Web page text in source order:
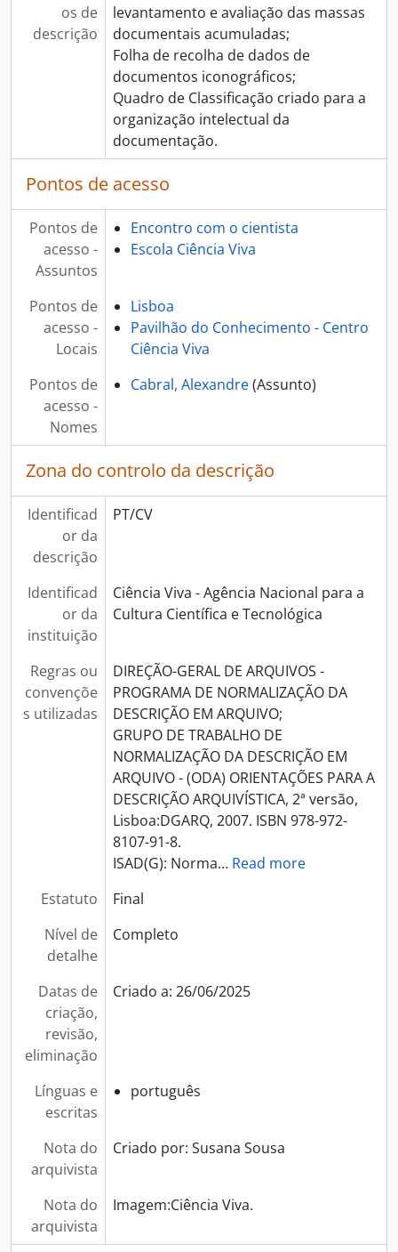
os de
descrição
levantamento e avaliação das massas
documentais acumuladas;
Folha de recolha de dados de
documentos iconográficos;
Quadro de Classificação criado para a
organização intelectual da
documentação.
Pontos de acesso
Pontos de
acesso -
Assuntos
Encontro com o cientista
Escola Ciência Viva
Pontos de
acesso -
Locais
Lisboa
Pavilhão do Conhecimento - Centro
Ciência Viva
Pontos de
acesso -
Nomes
Cabral, Alexandre(Assunto)
Zona do controlo da descrição
Identificad
or da
descrição
PT/CV
Identificad
or da
instituição
Ciência Viva - Agência Nacional para a
Cultura Científica e Tecnológica
Regras ou
convençõe
s utilizadas
DIREÇÃO-GERAL DE ARQUIVOS -
PROGRAMA DE NORMALIZAÇÃO DA
DESCRIÇÃO EM ARQUIVO;
GRUPO DE TRABALHO DE
NORMALIZAÇÃO DA DESCRIÇÃO EM
ARQUIVO - (ODA) ORIENTAÇÕES PARA A
DESCRIÇÃO ARQUIVÍSTICA, 2ª versão,
Lisboa:DGARQ, 2007. ISBN 978-972-
8107-91-8.
ISAD(G): Norma… Read more
Estatuto
Final
Nível de
detalhe
Completo
Datas de
criação,
revisão,
eliminação
Criado a: 26/06/2025
Línguas e
escritas
português
Nota do
arquivista
Criado por: Susana Sousa
Nota do
arquivista
Imagem:Ciência Viva.